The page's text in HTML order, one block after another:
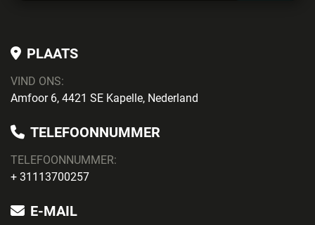
PLAATS
VIND ONS:
Amfoor 6, 4421 SE Kapelle, Nederland
TELEFOONNUMMER
TELEFOONNUMMER:
+ 31113700257
E-MAIL